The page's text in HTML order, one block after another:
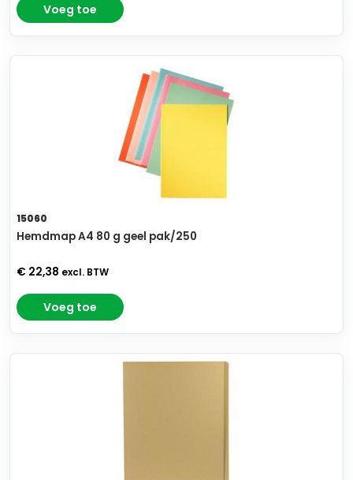
Voeg toe
15060
Hemdmap A4 80 g geel pak/250
€ 22,38 excl. BTW
Voeg toe